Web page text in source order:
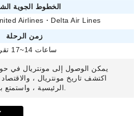
الخطوط الجوية
Airlines ・ Delta Air Lines
زمن الرحلة
ساعات 14~17 تقريبًا
اكتشف تاريخ مونتريال ،